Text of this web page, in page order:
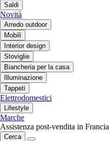
Saldi
Novità
Arredo outdoor
Mobili
Interior design
Stoviglie
Biancheria per la casa
Illuminazione
Tappeti
Elettrodomestici
Lifestyle
Marche
Assistenza post-vendita in Francia
Cerca